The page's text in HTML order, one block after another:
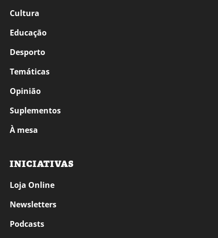
Cultura
Educação
Desporto
Temáticas
Opinião
Suplementos
À mesa
INICIATIVAS
Loja Online
Newsletters
Podcasts